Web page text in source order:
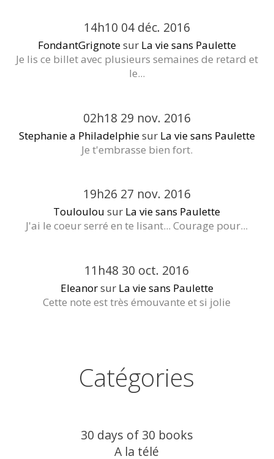
14h10 04 déc. 2016
FondantGrignotesur La vie sans Paulette
Je lis ce billet avec plusieurs semaines de retard et
le...
02h18 29 nov. 2016
Stephanie a Philadelphiesur La vie sans Paulette
Je t'embrasse bien fort.
19h26 27 nov. 2016
Touloulou sur La vie sans Paulette
J'ai le coeur serré en te lisant... Courage pour...
11h48 30 oct. 2016
Eleanorsur La vie sans Paulette
Cette note est très émouvante et si jolie
Catégories
30 days of 30 books
A la télé